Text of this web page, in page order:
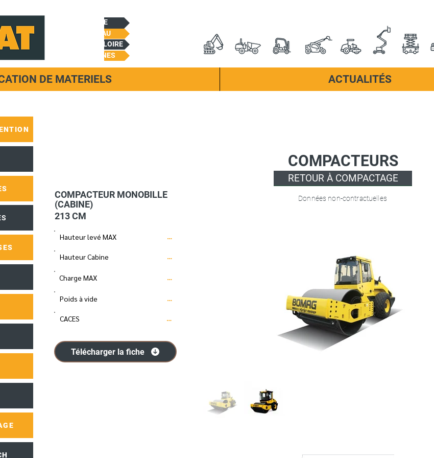
CHEMILLE
BEAUPREAU
CHALONNES/LOIRE
TREMENTINES
DE MATERIELS ACTUALITÉS
COMPACTEURS
COMPACTEUR MONOBILLE
(CABINE)
213 CM
Hauteur levé MAX …
Hauteur Cabine …
Charge MAX …
Poids à vide …
CACES …
Données non-contractuelles
Télécharger la fiche
RETOUR À COMPACTAGE